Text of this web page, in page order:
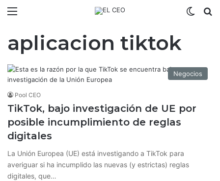
aplicacion tiktok
Negocios
Pool CEO
TikTok, bajo investigación de UE por
posible incumplimiento de reglas
digitales
La Unión Europea (UE) está investigando a TikTok para
averiguar si ha incumplido las nuevas (y estrictas) reglas
digitales, que…